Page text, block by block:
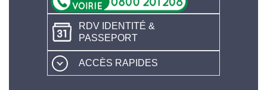
RDV IDENTITÉ &
PASSEPORT
ACCÈS RAPIDES